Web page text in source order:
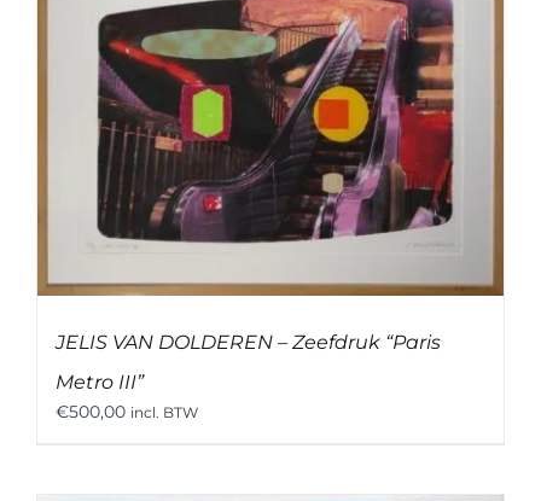
JELIS VAN DOLDEREN – Zeefdruk “Paris
Metro III”
€500,00 incl. BTW